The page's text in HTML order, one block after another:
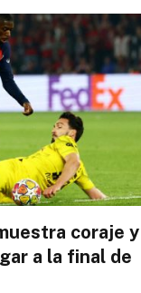
coraje y
a la final de